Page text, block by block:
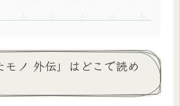
モノ 外伝」はどこで読め